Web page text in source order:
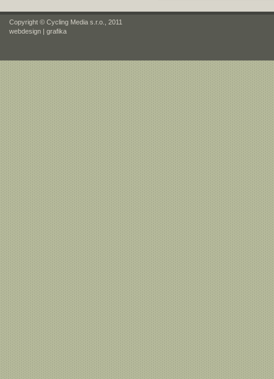
Copyright © Cycling Media s.r.o., 2011
webdesign | grafika